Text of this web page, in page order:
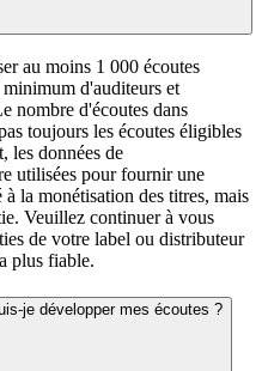
au moins 1 000 écoutes
d'auditeurs et
nombre d'écoutes dans
toujours les écoutes éligibles
les données de
utilisées pour fournir une
la monétisation des titres, mais
Veuillez continuer à vous
de votre label ou distributeur
plus fiable.
je développer mes écoutes ?